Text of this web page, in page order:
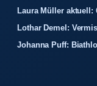
Laura Müller aktuell:
Lothar Demel:
Johanna Puff: